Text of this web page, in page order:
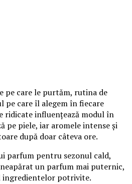
pe care le purtăm, rutina de
pe care îl alegem în fiecare
ridicate influențează modul în
pe piele, iar aromele intense și
după doar câteva ore.
parfum pentru sezonul cald,
un parfum mai puternic,
potrivite.